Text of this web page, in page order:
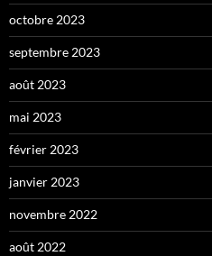
octobre 2023
septembre 2023
août 2023
mai 2023
février 2023
janvier 2023
novembre 2022
août 2022